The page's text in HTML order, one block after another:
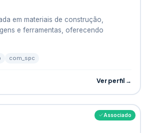
em materiais de construção,
e ferramentas, oferecendo
com_spc
Ver perfil →
Associado